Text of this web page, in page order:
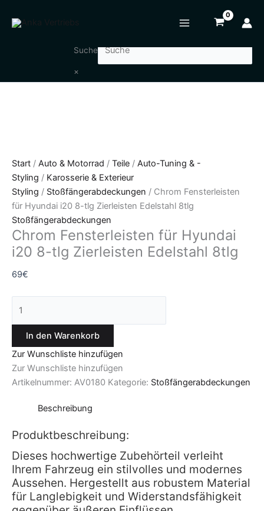
Inhalt
Suche
×
Start / Auto & Motorrad / Teile / Auto-Tuning & -
Styling / Karosserie & Exterieur
Styling / Stoßfängerabdeckungen / Chrom Fensterleisten
für Hyundai i20 8-tlg Zierleisten Edelstahl 8tlg
Stoßfängerabdeckungen
Chrom Fensterleisten für Hyundai
i20 8-tlg Zierleisten Edelstahl 8tlg
69€
Fensterleisten
In den Warenkorb
Zur Wunschliste hinzufügen
Zur Wunschliste hinzufügen
Artikelnummer: AV0180 Kategorie: Stoßfängerabdeckungen
Beschreibung
Produktbeschreibung:
Dieses hochwertige Zubehörteil verleiht
Ihrem Fahrzeug ein stilvolles und modernes
Aussehen. Hergestellt aus robustem Material
für Langlebigkeit und Widerstandsfähigkeit